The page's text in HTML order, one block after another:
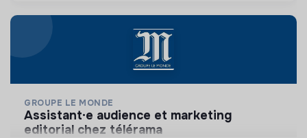
GROUPE LE MONDE
assistant·e audience et marketing
editorial chez télérama